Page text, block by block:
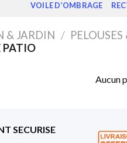
VOILE D’OMBRAGE
& JARDIN /
PATIO
Aucun
SECURISE